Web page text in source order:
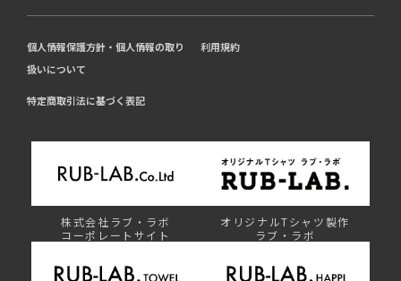
個人情報保護方針・個人情報の取り
扱いについて
利用規約
特定商取引法に基づく表記
株式会社ラブ・ラボ
コーポレートサイト
オリジナルTシャツ製作
ラブ・ラボ